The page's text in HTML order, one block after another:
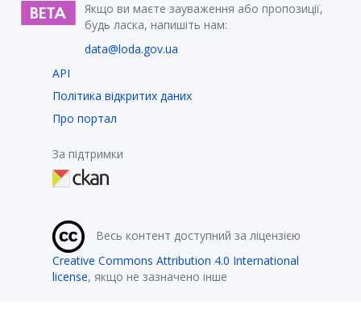
Якщо ви маєте зауваження або пропозиції,
будь ласка, напишіть нам:
data@loda.gov.ua
API
Політика відкритих даних
Про портал
За підтримки
Весь контент доступний за ліцензією
Creative Commons Attribution 4.0 International
license, якщо не зазначено інше